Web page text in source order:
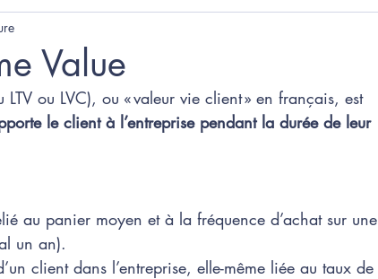
Value
ou LVC), ou « valeur vie client » en français, est
le client à l’entreprise pendant la durée de leur
au panier moyen et à la fréquence d’achat sur une
un an).
client dans l’entreprise, elle-même liée au taux de